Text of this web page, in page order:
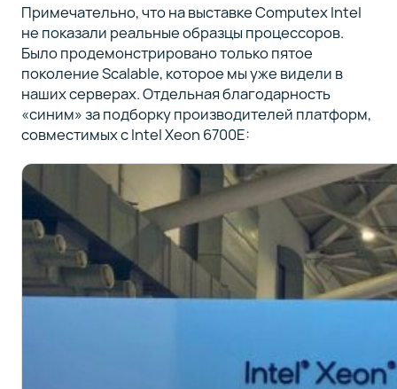
Примечательно, что на выставке Computex Intel
не показали реальные образцы процессоров.
Было продемонстрировано только пятое
поколение Scalable, которое мы уже видели в
наших серверах. Отдельная благодарность
«синим» за подборку производителей платформ,
совместимых с Intel Xeon 6700E: